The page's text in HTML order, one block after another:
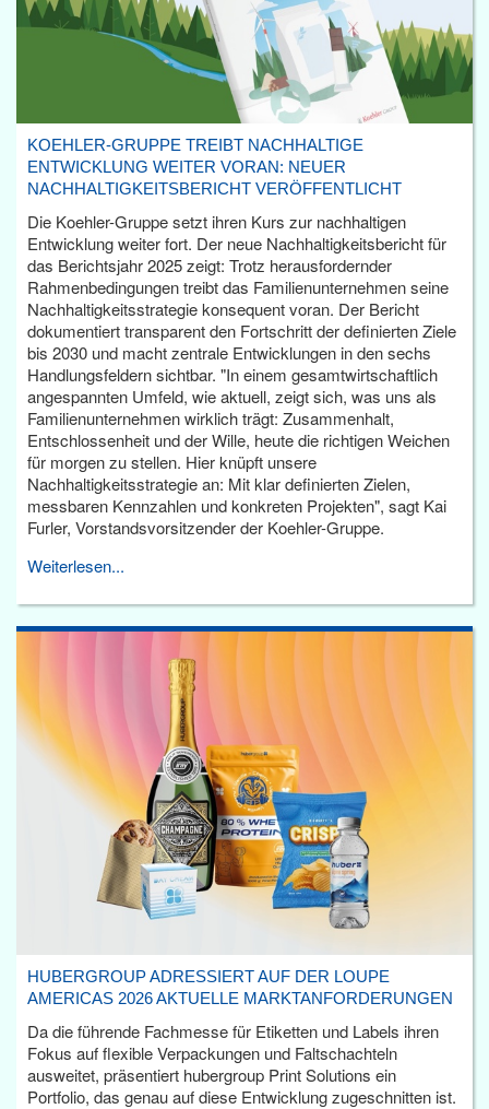
KOEHLER-GRUPPE TREIBT NACHHALTIGE
ENTWICKLUNG WEITER VORAN: NEUER
NACHHALTIGKEITSBERICHT VERÖFFENTLICHT
Die Koehler-Gruppe setzt ihren Kurs zur nachhaltigen
Entwicklung weiter fort. Der neue Nachhaltigkeitsbericht für
das Berichtsjahr 2025 zeigt: Trotz herausfordernder
Rahmenbedingungen treibt das Familienunternehmen seine
Nachhaltigkeitsstrategie konsequent voran. Der Bericht
dokumentiert transparent den Fortschritt der definierten Ziele
bis 2030 und macht zentrale Entwicklungen in den sechs
Handlungsfeldern sichtbar. "In einem gesamtwirtschaftlich
angespannten Umfeld, wie aktuell, zeigt sich, was uns als
Familienunternehmen wirklich trägt: Zusammenhalt,
Entschlossenheit und der Wille, heute die richtigen Weichen
für morgen zu stellen. Hier knüpft unsere
Nachhaltigkeitsstrategie an: Mit klar definierten Zielen,
messbaren Kennzahlen und konkreten Projekten", sagt Kai
Furler, Vorstandsvorsitzender der Koehler-Gruppe.
Weiterlesen...
HUBERGROUP ADRESSIERT AUF DER LOUPE
AMERICAS 2026 AKTUELLE MARKTANFORDERUNGEN
Da die führende Fachmesse für Etiketten und Labels ihren
Fokus auf flexible Verpackungen und Faltschachteln
ausweitet, präsentiert hubergroup Print Solutions ein
Portfolio, das genau auf diese Entwicklung zugeschnitten ist.